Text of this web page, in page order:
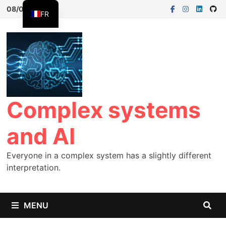
08/08/2026
Complex systems
and AI
Everyone in a complex system has a slightly different
interpretation.
MENU
FR
EN
ES